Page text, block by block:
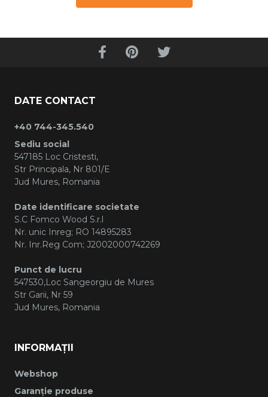
DATE CONTACT
+40 744-345.540
Sediu social
547185 Loc Cristesti,
Str Principala, Nr 801/E
Jud Mures, Romania
Date identificare societate
S.C Fomco Wood S.r.l
Nr. unic Inreg; RO 14895283
Nr. Inr.Reg Com; J2002000742269
Punct de lucru
547530,Loc Sangeorgiu de Mures
Str Garii, Nr 59
Jud Mures, Romania
INFORMAȚII
Webshop
Garanție produse